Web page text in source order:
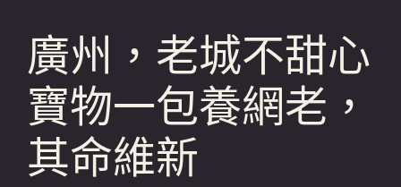
廣州，老城不甜心
寶物一包養網老，
其命維新